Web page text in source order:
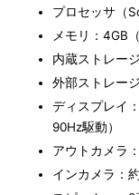
プロセッサ（
メモリ：4GB
内蔵ストレー
外部ストレー
ディスプレイ
90Hz駆動）
アウトカメラ
インカメラ：